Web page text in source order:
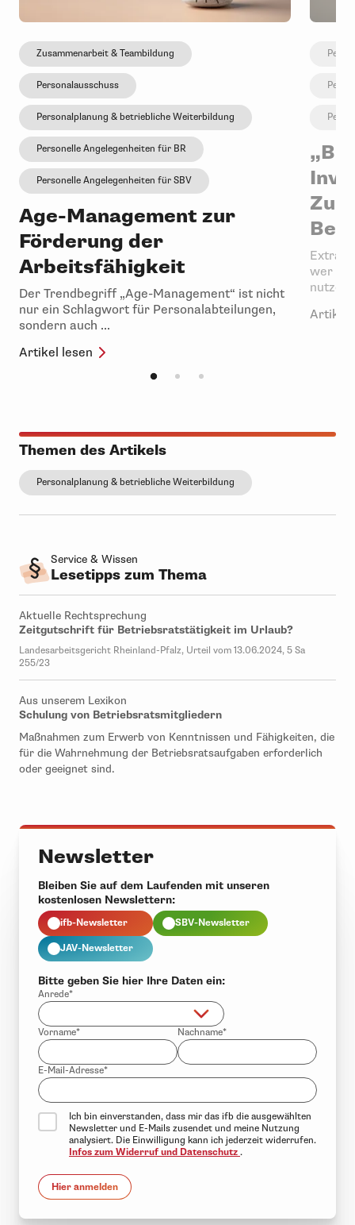
Zusammenarbeit & Teambildung
Personalausschuss
Personalplanung & betriebliche Weiterbildung
Personelle Angelegenheiten für BR
Personelle Angelegenheiten für SBV
Age-Management zur
Förderung der
Arbeitsfähigkeit
Der Trendbegriff „Age-Management“ ist nicht
nur ein Schlagwort für Personalabteilungen,
sondern auch ...
Artikel lesen
Extra-
wer
nutzen
Artikel
Themen des Artikels
Personalplanung & betriebliche Weiterbildung
Service & Wissen
Lesetipps zum Thema
Aktuelle Rechtsprechung
Zeitgutschrift für Betriebsratstätigkeit im Urlaub?
Landesarbeitsgericht Rheinland-Pfalz, Urteil vom 13.06.2024, 5 Sa
255/23
Aus unserem Lexikon
Schulung von Betriebsratsmitgliedern
Maßnahmen zum Erwerb von Kenntnissen und Fähigkeiten, die
für die Wahrnehmung der Betriebsratsaufgaben erforderlich
oder geeignet sind.
Newsletter
Bleiben Sie auf dem Laufenden mit unseren
kostenlosen Newslettern:
ifb-Newsletter SBV-Newsletter
JAV-Newsletter
Bitte geben Sie hier Ihre Daten ein:
Anrede*
Vorname* Nachname*
E-Mail-Adresse*
Ich bin einverstanden, dass mir das ifb die ausgewählten
Newsletter und E-Mails zusendet und meine Nutzung
analysiert. Die Einwilligung kann ich jederzeit widerrufen.
Infos zum Widerruf und Datenschutz .
Hier anmelden